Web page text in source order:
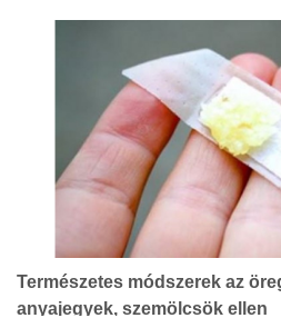
Természetes módszerek az
anyajegyek, szemölcsök ellen